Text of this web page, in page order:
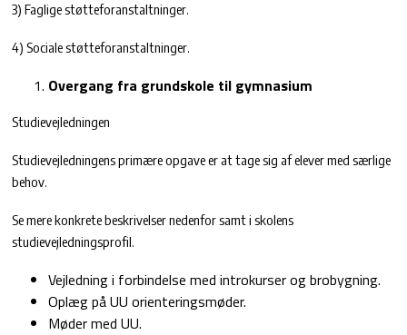
3) Faglige støtteforanstaltninger.
4) Sociale støtteforanstaltninger.
Overgang fra grundskole til gymnasium
Studievejledningen
Studievejledningens primære opgave er at tage sig af elever med særlige
behov.
Se mere konkrete beskrivelser nedenfor samt i skolens
studievejledningsprofil.
Vejledning i forbindelse med introkurser og brobygning.
Oplæg på UU orienteringsmøder.
Møder med UU.